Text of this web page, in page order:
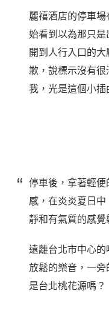
麗禧酒店的停車
始看到以為那只
開到人行入口的
歉，說標示沒有
我，光是這個小插
停車後，拿著輕
感，在炎炎夏日
靜和有氣質的感覺
遠離台北市中心
放鬆的樂音，一
是台北桃花源嗎？